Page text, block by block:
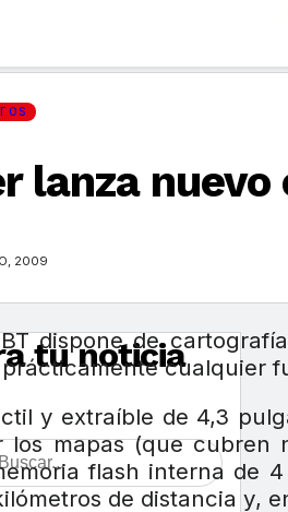
tu noticia
lanza
2009
dispone de
cualquier
y extraíble de 4,3
los mapas (que cubren
flash interna de
de distancia y,